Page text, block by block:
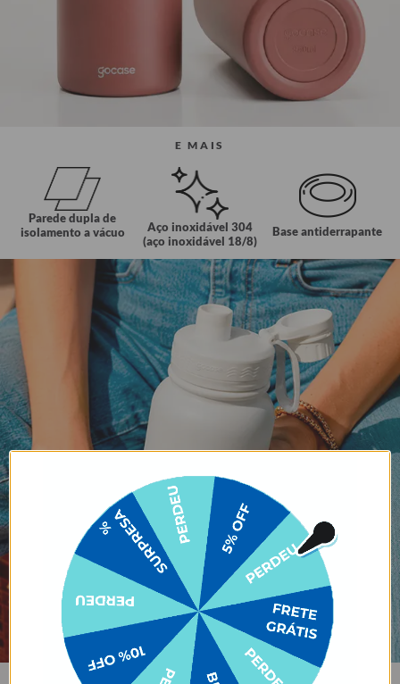
E MAIS
Parede dupla de
isolamento a vácuo
Aço inoxidável 304
(aço inoxidável 18/8)
Base antiderrapante